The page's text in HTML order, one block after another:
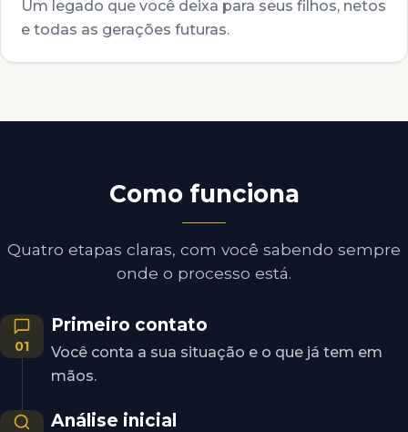
Um legado que você deixa para seus filhos, netos
e todas as gerações futuras.
Como funciona
Quatro etapas claras, com você sabendo sempre
onde o processo está.
01
Primeiro contato
Você conta a sua situação e o que já tem em
mãos.
Análise inicial